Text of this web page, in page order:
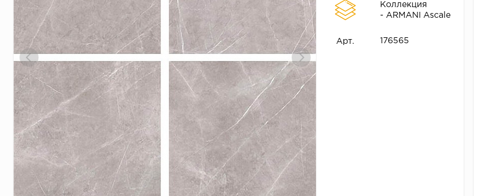
Коллекция
- ARMANI Ascale
Арт. 176565